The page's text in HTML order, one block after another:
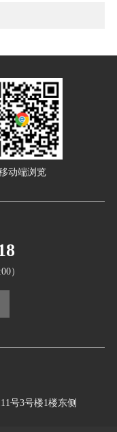
号3号楼1楼东侧
）
动端浏览